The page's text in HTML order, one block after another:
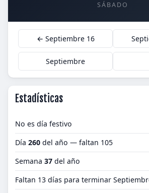
SÁBADO
← Septiembre 16
Septiembre
Estadísticas
No es día festivo
Día 260 del año — faltan 105
Semana 37 del año
Faltan 13 días para terminar